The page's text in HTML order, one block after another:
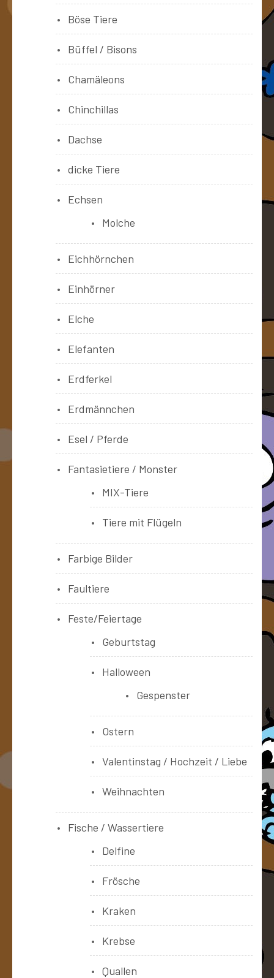
Böse Tiere
Büffel / Bisons
Chamäleons
Chinchillas
Dachse
dicke Tiere
Echsen
Molche
Eichhörnchen
Einhörner
Elche
Elefanten
Erdferkel
Erdmännchen
Esel / Pferde
Fantasietiere / Monster
MIX-Tiere
Tiere mit Flügeln
Farbige Bilder
Faultiere
Feste/Feiertage
Geburtstag
Halloween
Gespenster
Ostern
Valentinstag / Hochzeit / Liebe
Weihnachten
Fische / Wassertiere
Delfine
Frösche
Kraken
Krebse
Quallen